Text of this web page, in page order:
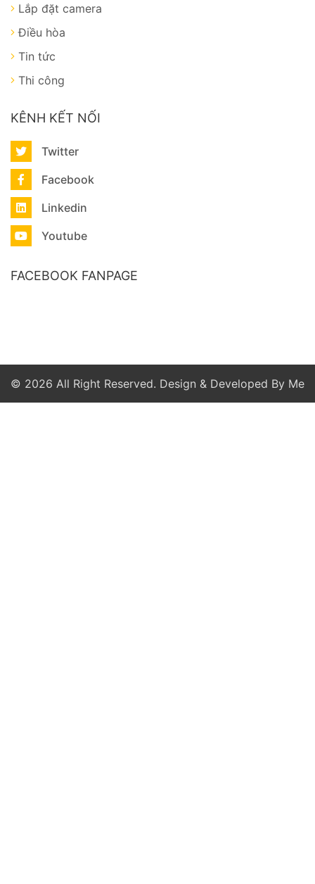
Lắp đặt camera
Điều hòa
Tin tức
Thi công
KÊNH KẾT NỐI
Twitter
Facebook
Linkedin
Youtube
FACEBOOK FANPAGE
© 2026 All Right Reserved. Design & Developed By Me